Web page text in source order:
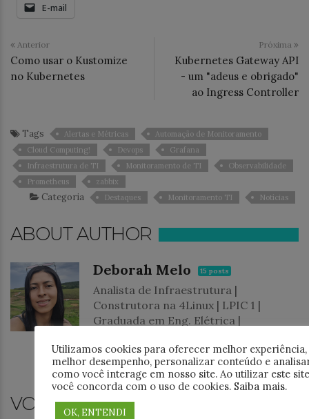
E-mail
Anterior
Como usar o Kustomize
no Kubernetes
Próxima
Kubernetes Gateway API
- um "adeus e obrigado"
ao Ingress Controller
Tags Alertas e Métricas
Automação de Monitoramento
Cloud Computing!
Devops
Grafana
Infraestrutura de TI
Monitoramento de TI
Observabilidade
Prometheus
zabbix
Categoria Destaques Monitoramento TI Notícias
ABOUT AUTHOR
Deborah Melo 15 posts
Analista de Infraestrutura |
Construtora na 4Linux | LPIC 1 |
Graduada em Eng. Elétrica |
ideologias Open Source.
View all posts by this author →
VOCÊ PODE GOSTAR TAMBÉM
Utilizamos cookies para oferecer melhor experiência,
melhor desempenho, personalizar conteúdo e
como você interage em nosso site. Ao utilizar este
você concorda com o uso de cookies. Saiba mais.
OK, ENTENDI